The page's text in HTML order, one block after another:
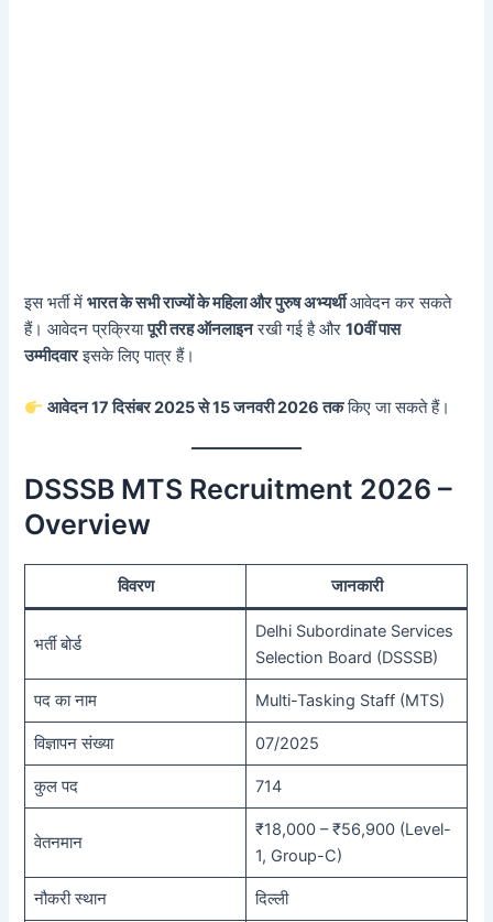
इस भर्ती मेंभारत के सभी राज्यों के महिला और पुरुष अभ्यर्थीआवेदन कर सकते
हैं। आवेदन प्रक्रियापूरी तरह ऑनलाइनरखी गई है और10वीं पास
उम्मीदवारइसके लिए पात्र हैं।
आवेदन 17 दिसंबर 2025 से 15 जनवरी 2026 तककिए जा सकते हैं।
DSSSB MTS Recruitment 2026 –
Overview
विवरण जानकारी
भर्ती बोर्ड
Delhi Subordinate Services
Selection Board (DSSSB)
पद का नाम Multi-Tasking Staff (MTS)
विज्ञापन संख्या 07/2025
कुल पद 714
वेतनमान
₹18,000 – ₹56,900 (Level-
1, Group-C)
नौकरी स्थान दिल्ली